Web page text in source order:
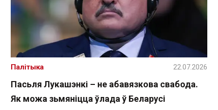
Пасьля Лукашэнкі – не абавязкова свабода.
Як можа зьмяніцца ўлада ў Беларусі
Палітыка 22.07.2026